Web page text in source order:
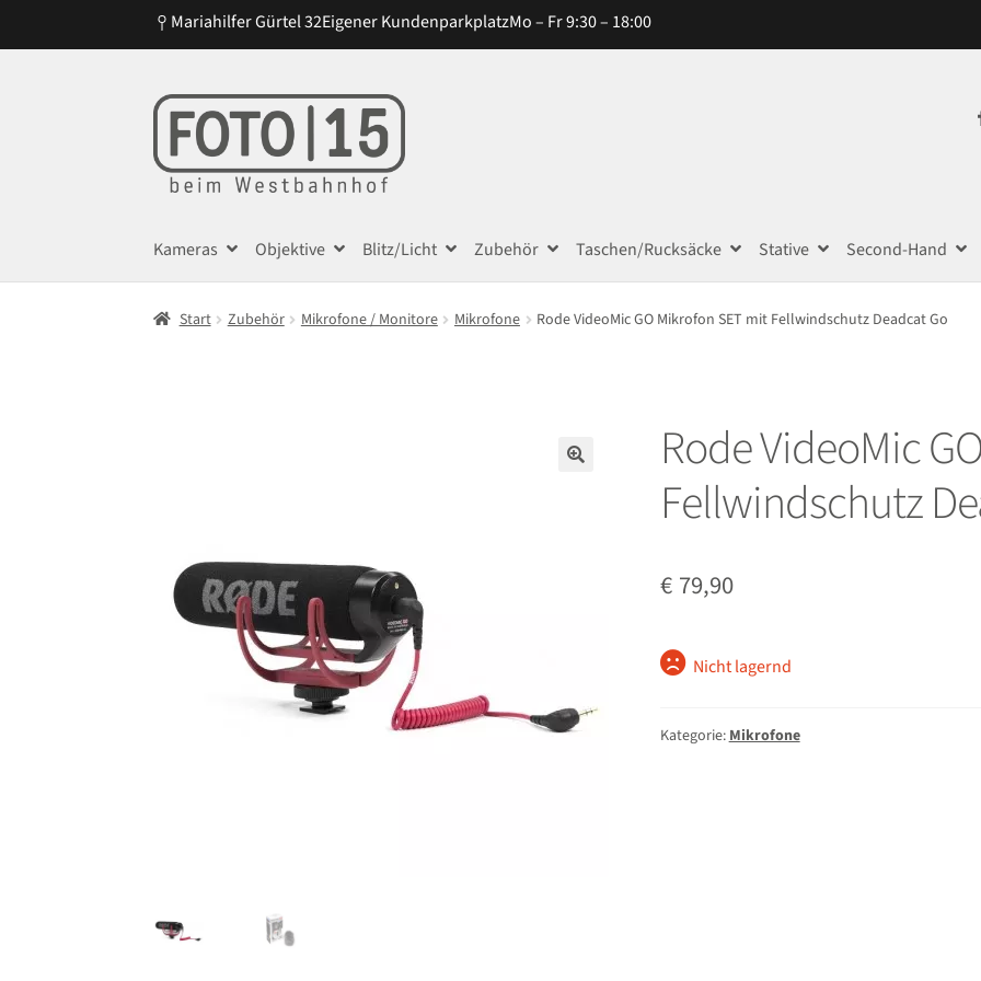
Mariahilfer Gürtel 32Eigener KundenparkplatzMo – Fr 9:30 – 18:00
Zur
Navigation
springen
Zum
Inhalt
springen
Kameras Objektive Blitz/Licht Zubehör Taschen/Rucksäcke Stative Second-Hand
Start Zubehör Mikrofone / Monitore Mikrofone Rode VideoMic GO Mikrofon SET mit Fellwindschutz Deadcat Go
Rode VideoMic
Fellwindschutz
€ 79,90
Nicht lagernd
Kategorie:Mikrofone